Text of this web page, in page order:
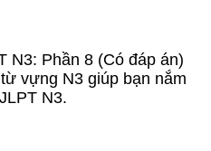
N3: Phần 8 (Có đáp án)
vựng N3 giúp bạn nắm
N3.